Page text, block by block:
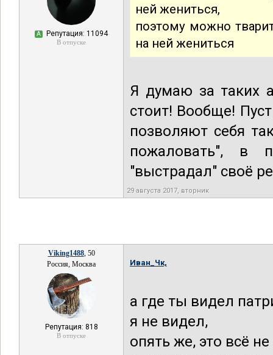
А Репутация: 11094
В отпуске
ней жениться,
поэтому можно
на ней жениться
Я думаю за таких
стоит! Вообще!
позволяют себя
пожаловать", в
"выстрадал" своё
29 августа 2017, вторник
Viking1488, 50
Россия, Москва
Репутация: 818
В отпуске
Иван_Чк,
а где ты видел
я не видел,
опять же, это всё